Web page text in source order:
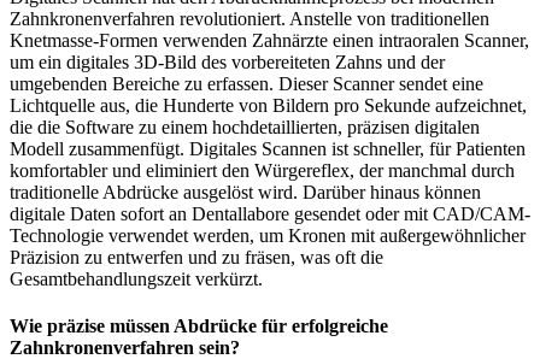
Zahnkronenverfahren revolutioniert. Anstelle von traditionellen
Knetmasse-Formen verwenden Zahnärzte einen intraoralen Scanner,
um ein digitales 3D-Bild des vorbereiteten Zahns und der
umgebenden Bereiche zu erfassen. Dieser Scanner sendet eine
Lichtquelle aus, die Hunderte von Bildern pro Sekunde aufzeichnet,
die die Software zu einem hochdetaillierten, präzisen digitalen
Modell zusammenfügt. Digitales Scannen ist schneller, für Patienten
komfortabler und eliminiert den Würgereflex, der manchmal durch
traditionelle Abdrücke ausgelöst wird. Darüber hinaus können
digitale Daten sofort an Dentallabore gesendet oder mit CAD/CAM-
Technologie verwendet werden, um Kronen mit außergewöhnlicher
Präzision zu entwerfen und zu fräsen, was oft die
Gesamtbehandlungszeit verkürzt.
Wie präzise müssen Abdrücke für erfolgreiche
Zahnkronenverfahren sein?